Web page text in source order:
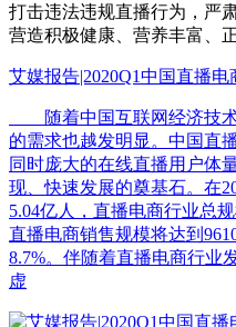
打击违法违规直播行为，严
营造积极健康、营养丰富、
艾媒报告|2020Q1中国直播
随着中国互联网经济技术
的需求也越发明显。中国直
同时庞大的在线直播用户体
现、快速发展的奠基石。在
5.04亿人，直播电商行业总
直播电商销售规模将达到
8.7%。伴随着直播电商行业
虚